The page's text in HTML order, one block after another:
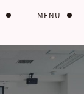
MENU